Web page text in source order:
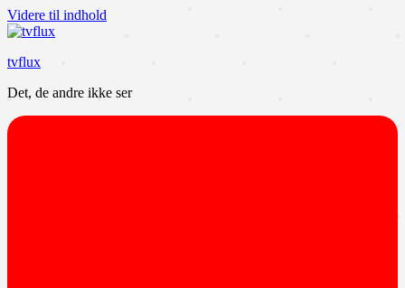
Videre til indhold
tvflux
Det, de andre ikke ser